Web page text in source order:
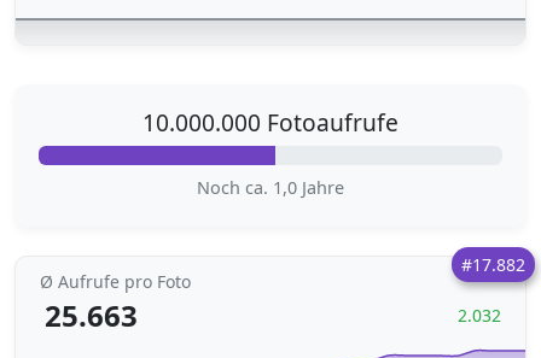
10.000.000 Fotoaufrufe
Noch ca. 1,0 Jahre
#17.882
Ø Aufrufe pro Foto
25.663 2.032